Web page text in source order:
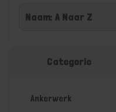
Categorie
Ankerwerk